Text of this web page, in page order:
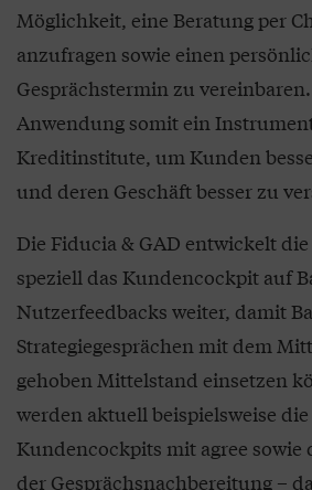
Möglichkeit, eine Beratung per
anzufragen sowie einen
Gesprächstermin zu
Anwendung somit ein
Kreditinstitute, um Kunden
und deren Geschäft besser zu
Die Fiducia & GAD entwickelt
speziell das Kundencockpit auf
Nutzerfeedbacks weiter, damit
Strategiegesprächen mit dem
gehoben Mittelstand einsetzen
werden aktuell beispielsweise
Kundencockpits mit agree
der Gesprächsnachbereitung –